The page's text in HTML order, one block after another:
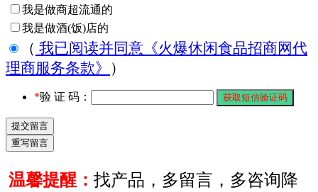
我是做商超流通的
我是做酒(饭)店的
（ 我已阅读并同意《火爆休闲食品招商网代
理商服务条款》
）
*验 证 码：
温馨提醒：找产品，多留言，多咨询降